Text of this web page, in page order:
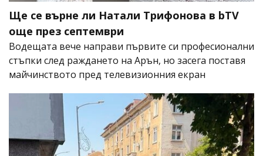
Ще се върне ли Натали Трифонова в bTV
още през септември
Водещата вече направи първите си професионални
стъпки след раждането на Арън, но засега поставя
майчинството пред телевизионния екран